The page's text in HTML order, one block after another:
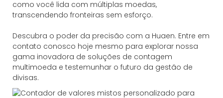
como você lida com múltiplas moedas,
transcendendo fronteiras sem esforço.
Descubra o poder da precisão com a Huaen. Entre em
contato conosco hoje mesmo para explorar nossa
gama inovadora de soluções de contagem
multimoeda e testemunhar o futuro da gestão de
divisas.